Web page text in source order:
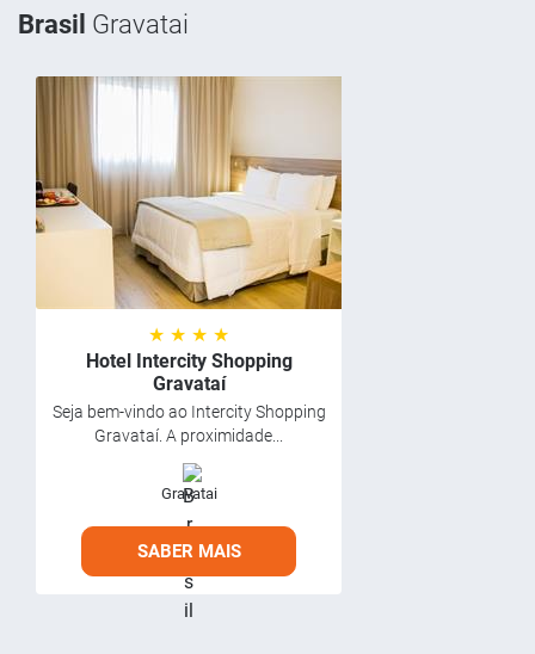
Brasil Gravatai
★ ★ ★ ★
Hotel Intercity Shopping
Gravataí
Seja bem-vindo ao Intercity Shopping
Gravataí. A proximidade...
Gravatai
SABER MAIS